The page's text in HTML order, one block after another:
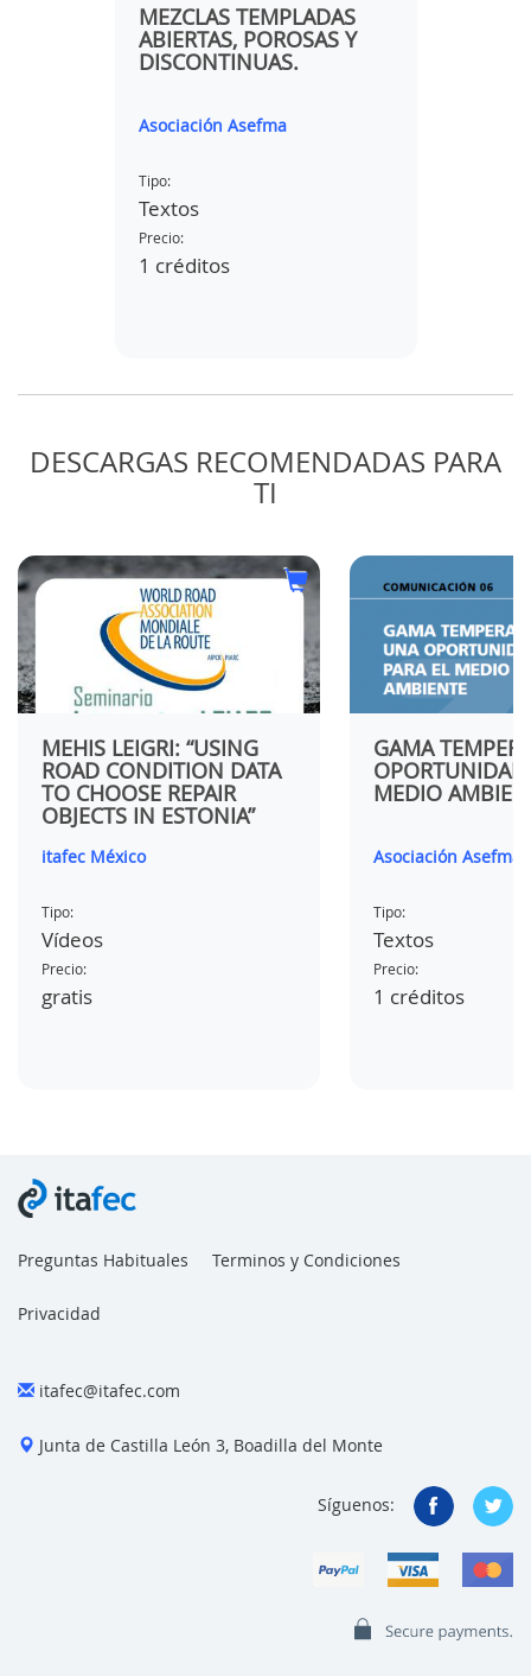
MEZCLAS TEMPLADAS
ABIERTAS, POROSAS Y
DISCONTINUAS.
Asociación Asefma
Tipo:
Textos
Precio:
1 créditos
Y
DESCARGAS RECOMENDADAS PARA
TI
MEHIS LEIGRI: “USING
ROAD CONDITION DATA
TO CHOOSE REPAIR
OBJECTS IN ESTONIA”
itafec México
Tipo:
Vídeos
Precio:
gratis
GAMA
OPORTUNIDAD
MEDIO
Asociación Asefma
Tipo:
Textos
Precio:
1 créditos
Preguntas Habituales Terminos y Condiciones
Privacidad
itafec@itafec.com
Junta de Castilla León 3, Boadilla del Monte
Síguenos: